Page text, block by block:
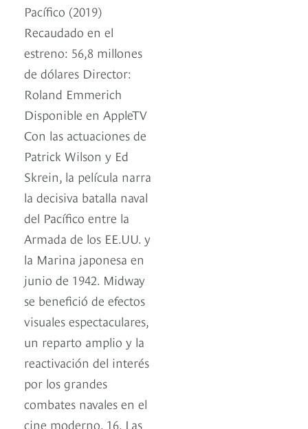
Pacífico (2019)
Recaudado en el
estreno: 56,8 millones
de dólares Director:
Roland Emmerich
Disponible en AppleTV
Con las actuaciones de
Patrick Wilson y Ed
Skrein, la película narra
la decisiva batalla naval
del Pacífico entre la
Armada de los EE.UU. y
la Marina japonesa en
junio de 1942. Midway
se benefició de efectos
visuales espectaculares,
un reparto amplio y la
reactivación del interés
por los grandes
combates navales en el
cine moderno. 16. Las